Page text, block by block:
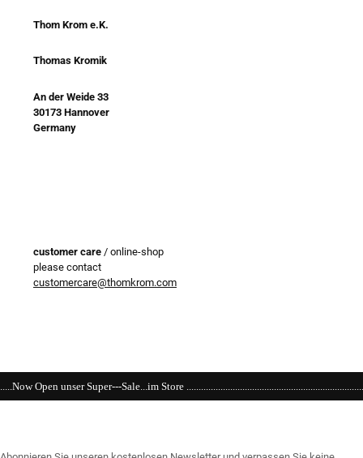
Thom Krom e.K.
Thomas Kromik
An der Weide 33
30173 Hannover
Germany
customer care / online-shop
please contact
customercare@thomkrom.com
Sale...im Store